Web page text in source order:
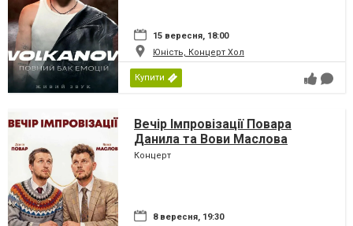
15 вересня, 18:00
Юність, Концерт Хол
Купити
Вечір Імпровізації Повара
Данила та Вови Маслова
Концерт
8 вересня, 19:30